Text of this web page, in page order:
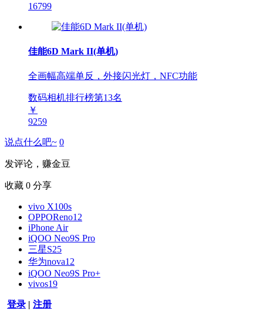
16799
佳能6D Mark II(单机)
全画幅高端单反，外接闪光灯，NFC功能
数码相机排行榜第13名
￥
9259
说点什么吧~ 0
发评论，赚金豆
收藏 0 分享
vivo X100s
OPPOReno12
iPhone Air
iQOO Neo9S Pro
三星S25
华为nova12
iQOO Neo9S Pro+
vivos19
登录 | 注册